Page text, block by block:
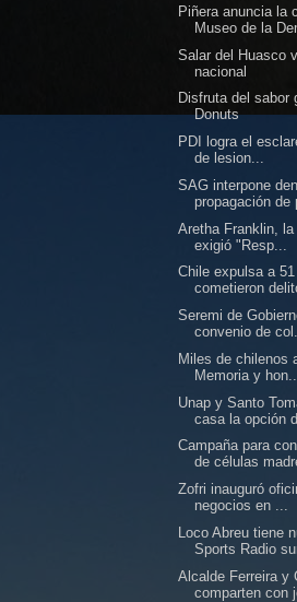
Piñera anuncia la
Museo de la
Salar del Huasco
nacional
Disfruta del sabor
Donuts
PDI logra el
de lesion...
SAG interpone
propagación de
Aretha Franklin,
exigió "Resp...
Chile expulsa a
cometieron
Seremi de
convenio de
Miles de chilenos
Memoria y hon...
Unap y Santo
casa la opción
Campaña para
de células
Zofri inauguró
negocios en ...
Loco Abreu tiene
Sports Radio
Alcalde Ferreira y
comparten con